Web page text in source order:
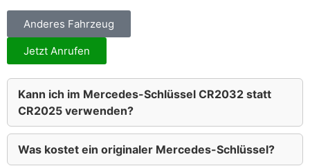
Anderes Fahrzeug
Jetzt Anrufen
Kann ich im Mercedes-Schlüssel CR2032 statt
CR2025 verwenden?
Was kostet ein originaler Mercedes-Schlüssel?